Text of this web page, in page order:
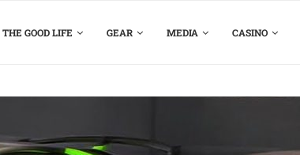
THE GOOD LIFE GEAR MEDIA CASINO